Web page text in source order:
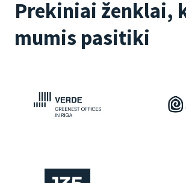
Prekiniai ženklai,
mumis pasitiki